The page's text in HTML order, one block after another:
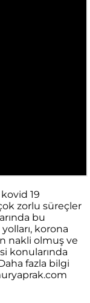
19
zorlu süreçler
bu
korona
nakli olmuş ve
konularında
fazla bilgi